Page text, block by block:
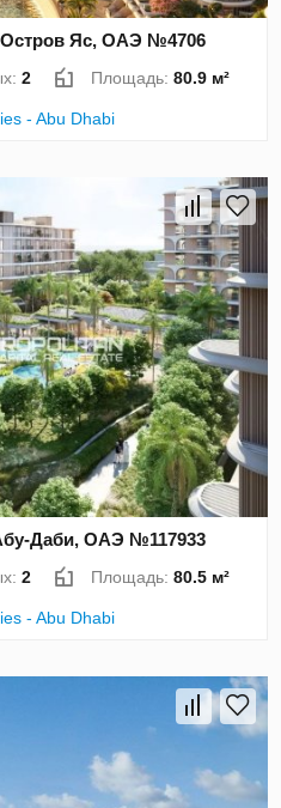
Остров Яс, ОАЭ №4706
2 Площадь:80.9 м²
- Abu Dhabi
Даби, ОАЭ №117933
2 Площадь:80.5 м²
- Abu Dhabi